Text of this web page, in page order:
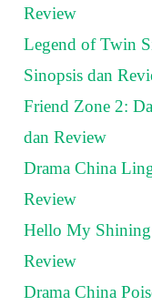
Review
Legend of Twin
Sinopsis dan
Friend Zone 2:
dan Review
Drama China
Review
Hello My
Review
Drama China